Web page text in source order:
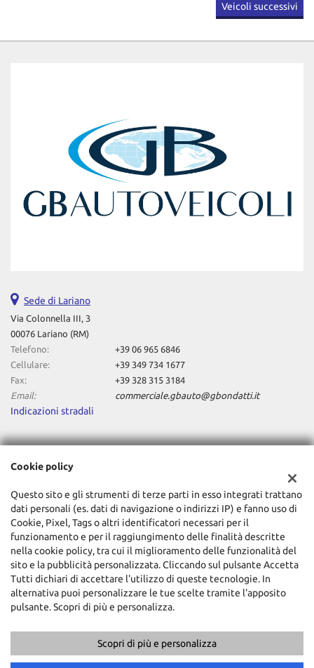
Veicoli successivi
Sede di Lariano
Via Colonnella III, 3
00076 Lariano (RM)
Telefono:
+39 06 965 6846
Cellulare:
+39 349 734 1677
Fax:
+39 328 315 3184
Email:
commerciale.gbauto@gbondatti.it
Indicazioni stradali
Dati fiscali:
Via Colonnella III, 3, Lariano (RM)
C.F/P.IVA:08117401003
Registro delle imprese:RM
Copyright © 2026 GestionaleAuto.com S.r.l., Tutti i diritti riservati -
Leggi l'informativa sulla privacy-Cookie Policy
Cookie policy
Questo sito e gli strumenti di terze parti in esso integrati trattano
dati personali (es. dati di navigazione o indirizzi IP) e fanno uso di
Cookie, Pixel, Tags o altri identificatori necessari per il
funzionamento e per il raggiungimento delle finalità descritte
nella cookie policy, tra cui il miglioramento delle funzionalità del
sito e la pubblicità personalizzata. Cliccando sul pulsante Accetta
Tutti dichiari di accettare l'utilizzo di queste tecnologie. In
alternativa puoi personalizzare le tue scelte tramite l'apposito
pulsante. Scopri di più e personalizza.
Scopri di più e personalizza